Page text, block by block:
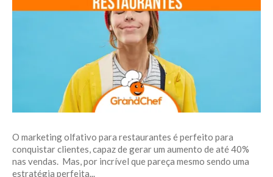
O marketing olfativo para restaurantes é perfeito para
conquistar clientes, capaz de gerar um aumento de até 40%
nas vendas. Mas, por incrível que pareça mesmo sendo uma
estratégia perfeita...